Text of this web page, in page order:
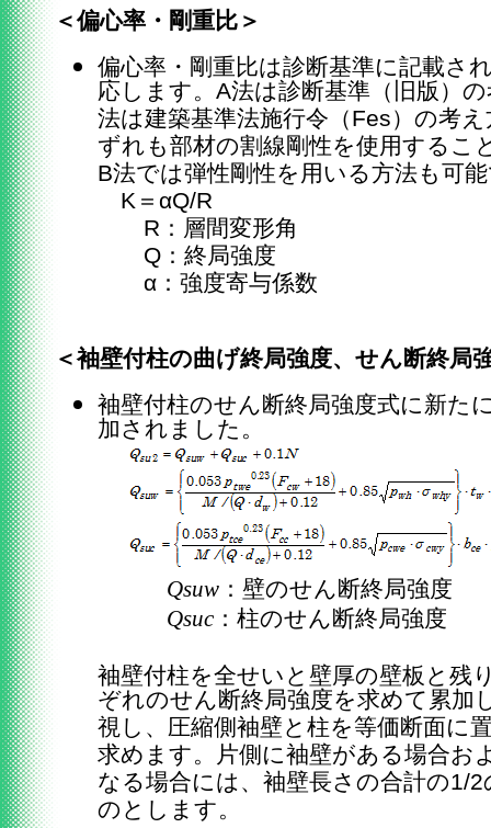
＜偏心率・剛重比＞
偏心率・剛重比は診断基準に記載さ
応します。A法は診断基準（旧版）
法は建築基準法施行令（Fes）の考
ずれも部材の割線剛性を使用するこ
B法では弾性剛性を用いる方法も可
K＝αQ/R
R：層間変形角
Q：終局強度
α：強度寄与係数
＜袖壁付柱の曲げ終局強度、せん断終局
袖壁付柱のせん断終局強度式に新た
加されました。
Qsuw：壁のせん断終局強度
Qsuc：柱のせん断終局強度
袖壁付柱を全せいと壁厚の壁板と残
ぞれのせん断終局強度を求めて累加
視し、圧縮側袖壁と柱を等価断面に
求めます。片側に袖壁がある場合お
なる場合には、袖壁長さの合計の1/
のとします。